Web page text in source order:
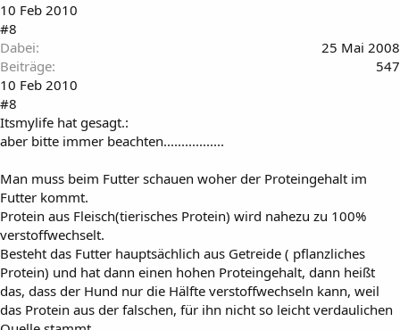
10 Feb 2010
#8
Dabei
25 Mai 2008
Beiträge
547
10 Feb 2010
#8
Itsmylife hat gesagt.:
aber bitte immer beachten.................
Man muss beim Futter schauen woher der Proteingehalt im
Futter kommt.
Protein aus Fleisch(tierisches Protein) wird nahezu zu 100%
verstoffwechselt.
Besteht das Futter hauptsächlich aus Getreide ( pflanzliches
Protein) und hat dann einen hohen Proteingehalt, dann heißt
das, dass der Hund nur die Hälfte verstoffwechseln kann, weil
das Protein aus der falschen, für ihn nicht so leicht verdaulichen